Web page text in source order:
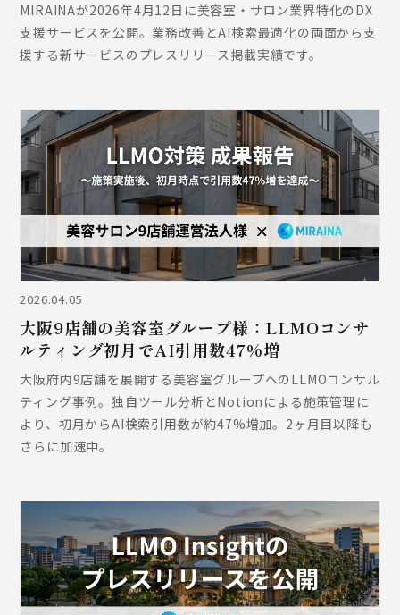
MIRAINAが2026年4月12日に美容室・サロン業界特化のDX
支援サービスを公開。業務改善とAI検索最適化の両面から支
援する新サービスのプレスリリース掲載実績です。
2026.04.05
大阪9店舗の美容室グループ様：LLMOコンサ
ルティング初月でAI引用数47%増
大阪府内9店舗を展開する美容室グループへのLLMOコンサル
ティング事例。独自ツール分析とNotionによる施策管理に
より、初月からAI検索引用数が約47%増加。2ヶ月目以降も
さらに加速中。